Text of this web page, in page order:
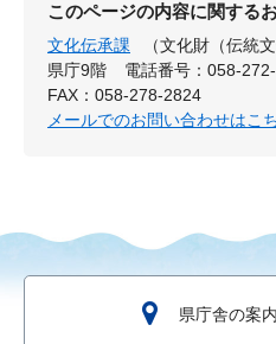
このページの内容に関する
文化伝承課
（文化財（伝統
県庁9階
電話番号：058-
FAX：058-278-2824
メールでのお問い合わせはこ
県庁舎の案